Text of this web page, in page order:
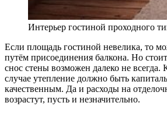
Интерьер гостиной проходного
Если площадь гостиной невелика, то
путём присоединения балкона. Но
снос стены возможен далеко не всегда.
случае утепление должно быть
качественным. Да и расходы на
возрастут, пусть и незначительно.